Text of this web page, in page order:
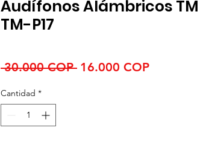
Audífonos Alámbricos TM
TM-P17
30.000 COP Precio
16.000 COPPrecio
Cantidad *